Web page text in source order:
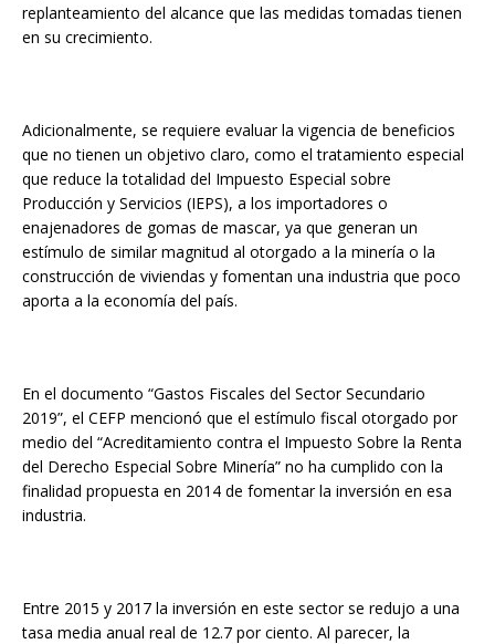
replanteamiento del alcance que las medidas tomadas tienen
en su crecimiento.
Adicionalmente, se requiere evaluar la vigencia de beneficios
que no tienen un objetivo claro, como el tratamiento especial
que reduce la totalidad del Impuesto Especial sobre
Producción y Servicios (IEPS), a los importadores o
enajenadores de gomas de mascar, ya que generan un
estímulo de similar magnitud al otorgado a la minería o la
construcción de viviendas y fomentan una industria que poco
aporta a la economía del país.
En el documento “Gastos Fiscales del Sector Secundario
2019”, el CEFP mencionó que el estímulo fiscal otorgado por
medio del “Acreditamiento contra el Impuesto Sobre la Renta
del Derecho Especial Sobre Minería” no ha cumplido con la
finalidad propuesta en 2014 de fomentar la inversión en esa
industria.
Entre 2015 y 2017 la inversión en este sector se redujo a una
tasa media anual real de 12.7 por ciento. Al parecer, la